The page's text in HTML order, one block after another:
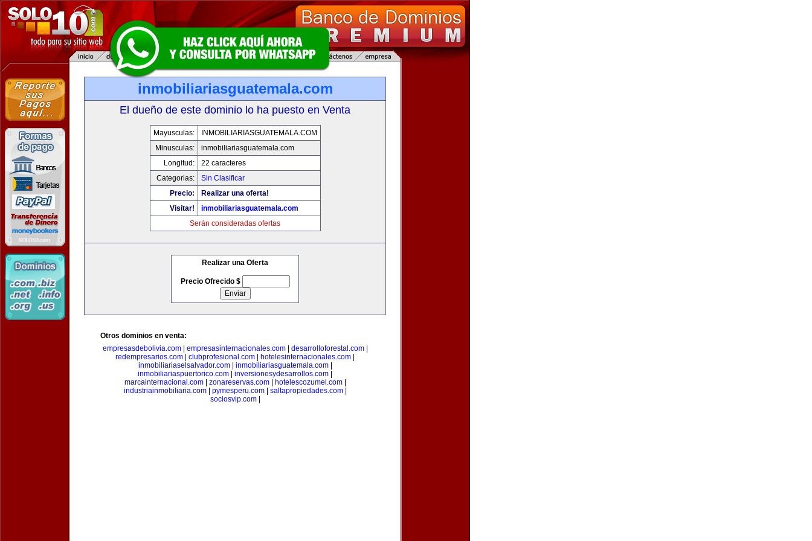
inmobiliariasguatemala.com
El dueño de este dominio lo ha puesto en Venta
Mayusculas:
INMOBILIARIASGUATEMALA.COM
Minusculas:
inmobiliariasguatemala.com
Longitud:
22 caracteres
Categorias:
Sin Clasificar
Precio:
Realizar una oferta!
Visitar!
inmobiliariasguatemala.com
Serán consideradas ofertas
Realizar una Oferta
Precio Ofrecido $
Otros dominios en venta:
empresasdebolivia.com| empresasinternacionales.com| desarrolloforestal.com|
redempresarios.com
clubprofesional.com hotelesinternacionales.com
inmobiliariaselsalvador.com| inmobiliariasguatemala.com|
inmobiliariaspuertorico.com
inversionesydesarrollos.com
marcainternacional.com| zonareservas.com| hotelescozumel.com|
industriainmobiliaria.com| pymesperu.com| saltapropiedades.com|
sociosvip.com|